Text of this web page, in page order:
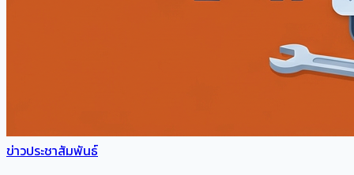
ข่าวประชาสัมพันธ์